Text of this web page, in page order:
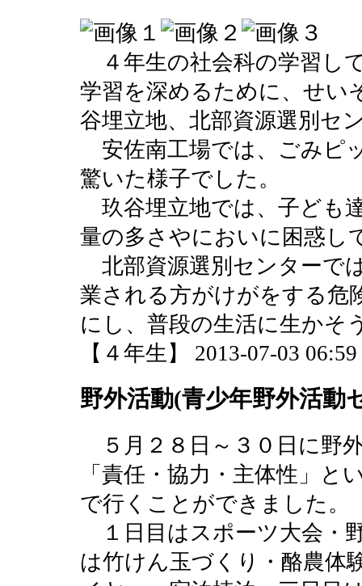
４年生の社会科の学習し
学習を深めるために、せい
谷埋立地、北部資源選別セ
安佐南工場では、ごみピ
驚いた様子でした。
玖谷埋立地では、子ども
量の多さやにおいに困惑し
北部資源選別センターで
業される方がけがをする危
にし、普段の生活に生かそ
【４年生】 2013-07-03
野外活動(青少年野外活動
５月２８日～３０日に野
「責任・協力・主体性」と
で行くことができました。
１日目はスポーツ大会・
は竹けん玉づくり・酪農体